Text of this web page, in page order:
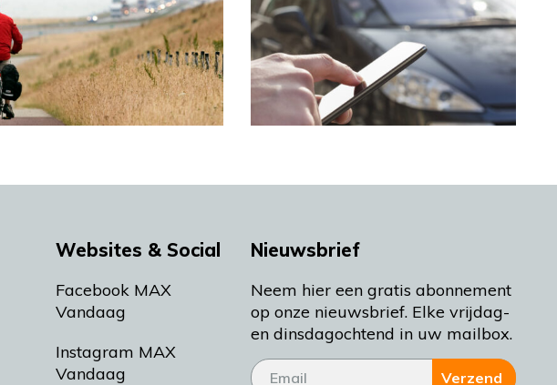
Websites & Social
Facebook MAX
Vandaag
Instagram MAX
Vandaag
Nieuwsbrief
Neem hier een gratis abonnement
op onze nieuwsbrief. Elke vrijdag-
en dinsdagochtend in uw mailbox.
Verzend